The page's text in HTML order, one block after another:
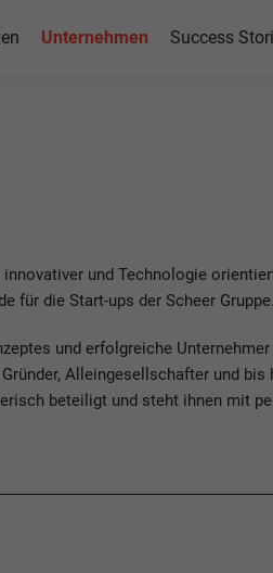
Unternehmen Success
und Technologie
für die Start-ups der Scheer Gruppe.
und erfolgreiche
Alleingesellschafter und
beteiligt und steht ihnen mit